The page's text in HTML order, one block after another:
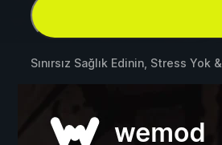
Sınırsız Sağlık Edinin, Stress Yok &